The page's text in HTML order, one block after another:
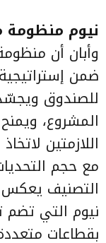
نيوم
وأبان أن
ضمن
للصندوق
المشروع،
اللازمتين
مع حجم
التصنيف يعكس
نيوم التي تضم
بقطاعات